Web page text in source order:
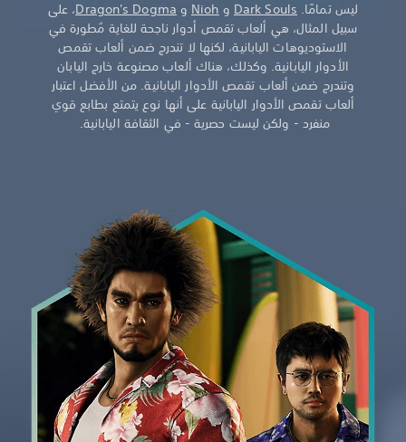
ليس تمامًا. Dark Souls و Nioh و Dragon's Dogma، على
سبيل المثال، هي ألعاب تقمص أدوار ناجحة للغاية مُطورة في
الاستوديوهات اليابانية، لكنها لا تندرج ضمن ألعاب تقمص
الأدوار اليابانية. وكذلك، هناك ألعاب مصنوعة خارج اليابان
وتندرج ضمن ألعاب تقمص الأدوار اليابانية. من الأفضل اعتبار
ألعاب تقمص الأدوار اليابانية على أنها نوع يتمتع بطابع قوي
منفرد - ولكن ليست حصرية - في الثقافة اليابانية.